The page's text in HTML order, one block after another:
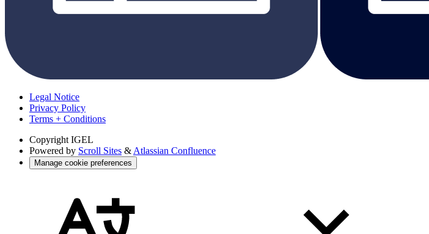
Legal Notice
Privacy Policy
Terms + Conditions
Copyright IGEL
Powered by Scroll Sites & Atlassian Confluence
Manage cookie preferences